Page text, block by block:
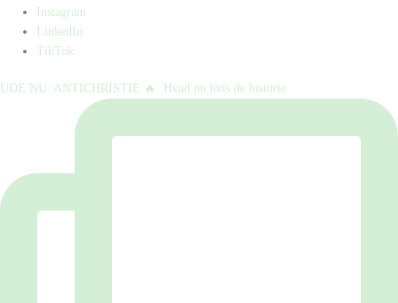
Instagram
LinkedIn
TikTok
UDE NU: ANTICHRISTIE 🔥⁠ ⁠ Hvad nu hvis de historie